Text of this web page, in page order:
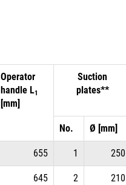
Operator
handle L1
[mm]
Suction
plates**
No. Ø [mm]
655 1 250
645 2 210